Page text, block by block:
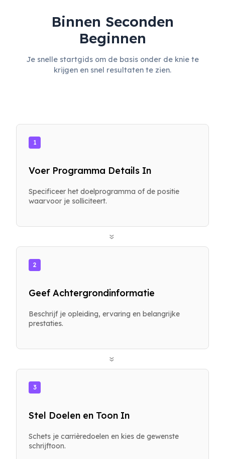
Binnen Seconden
Beginnen
Je snelle startgids om de basis onder de knie te
krijgen en snel resultaten te zien.
1
Voer Programma Details In
Specificeer het doelprogramma of de positie
waarvoor je solliciteert.
»
2
Geef Achtergrondinformatie
Beschrijf je opleiding, ervaring en belangrijke
prestaties.
»
3
Stel Doelen en Toon In
Schets je carrièredoelen en kies de gewenste
schrijftoon.